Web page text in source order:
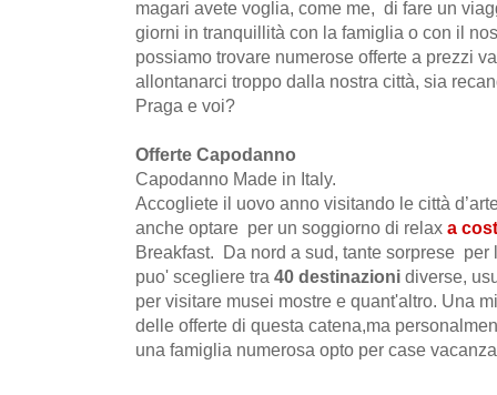
magari avete voglia, come me, di fare un
giorni in tranquillità con la famiglia o con il
possiamo trovare numerose offerte a prezzi
allontanarci troppo dalla nostra città, sia
Praga e voi?
Offerte Capodanno
Capodanno Made in Italy.
Accogliete il uovo anno visitando le città
anche optare per un soggiorno di relax a
Breakfast. Da nord a sud, tante sorprese per
puo' scegliere tra 40 destinazioni diverse,
per visitare musei mostre e quant'altro. Una
delle offerte di questa catena,ma
una famiglia numerosa opto per case